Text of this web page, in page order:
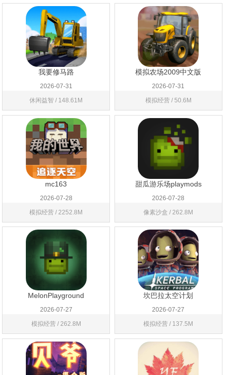
我要修马路
2026-07-31
休闲益智 / 148.61M
模拟农场2009中文版
2026-07-31
模拟经营 / 50.6M
mc163
2026-07-28
模拟经营 / 2252.8M
甜瓜游乐场playmods
2026-07-28
像素沙盒 / 262.8M
MelonPlayground
2026-07-27
模拟经营 / 262.8M
坎巴拉太空计划
2026-07-27
模拟经营 / 137.5M